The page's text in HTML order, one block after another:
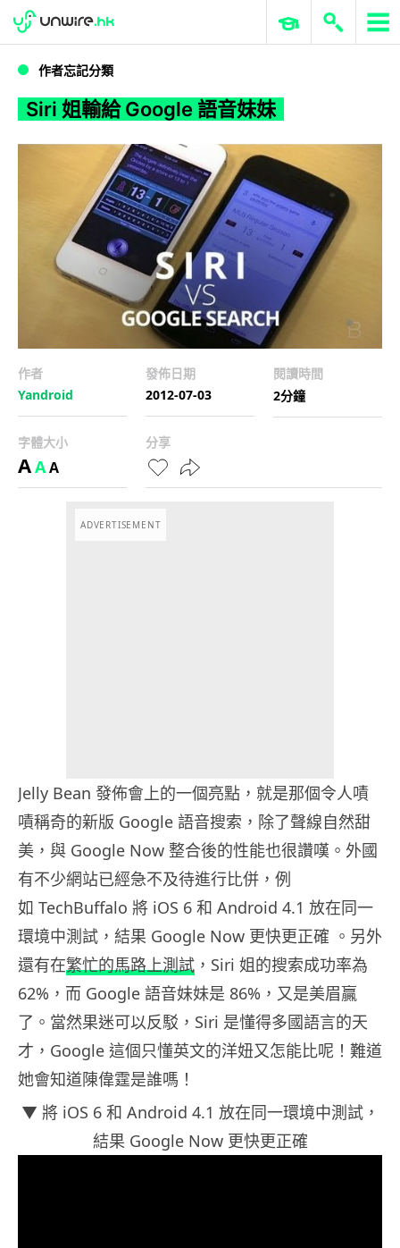
Siri 姐輸給 Google 語音妹妹
WWDC 2026 ERP 與商業 AI
作者忘記分類
Siri 姐輸給 Google 語音妹妹
作者
Yandroid
發佈日期
2012-07-03
閱讀時間
2分鐘
字體大小
AAA
分享
ADVERTISEMENT
Jelly Bean 發佈會上的一個亮點，就是那個令人嘖
嘖稱奇的新版 Google 語音搜索，除了聲線自然甜
美，與 Google Now 整合後的性能也很讚嘆。外國
有不少網站已經急不及待進行比併，例
如 TechBuffalo 將 iOS 6 和 Android 4.1 放在同一
環境中測試，結果 Google Now 更快更正確 。另外
還有在繁忙的馬路上測試 ，Siri 姐的搜索成功率為
62%，而 Google 語音妹妹是 86%，又是美眉贏
了。當然果迷可以反駁，Siri 是懂得多國語言的天
才，Google 這個只懂英文的洋妞又怎能比呢！難道
她會知道陳偉霆是誰嗎！
▼ 將 iOS 6 和 Android 4.1 放在同一環境中測試，
結果 Google Now 更快更正確